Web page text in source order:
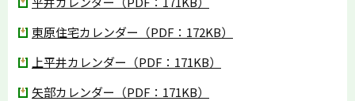
東原住宅カレンダー（PDF：172KB）
上平井カレンダー（PDF：171KB）
矢部カレンダー（PDF：171KB）